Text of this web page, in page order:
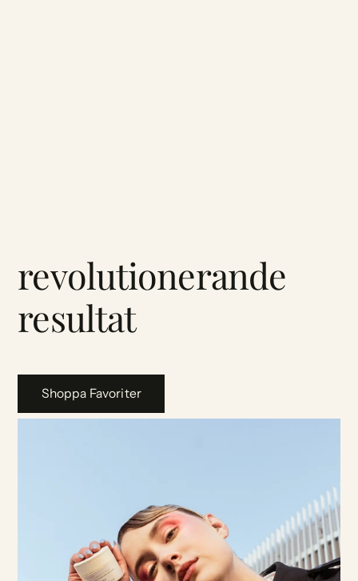
revolutionerande
resultat
Shoppa Favoriter